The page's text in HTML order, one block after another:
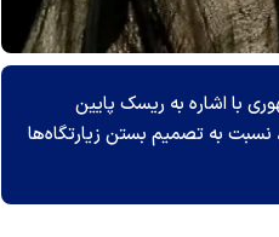
با اشاره به ریسک پایین
به تصمیم بستن زیارتگاه‌ها